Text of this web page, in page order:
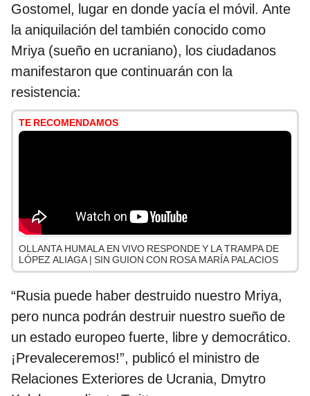
Gostomel, lugar en donde yacía el móvil. Ante
la aniquilación del también conocido como
Mriya (sueño en ucraniano), los ciudadanos
manifestaron que continuarán con la
resistencia:
TE RECOMENDAMOS
OLLANTA HUMALA EN VIVO RESPONDE Y LA TRAMPA DE
LÓPEZ ALIAGA | SIN GUION CON ROSA MARÍA PALACIOS
“Rusia puede haber destruido nuestro Mriya,
pero nunca podrán destruir nuestro sueño de
un estado europeo fuerte, libre y democrático.
¡Prevaleceremos!”, publicó el ministro de
Relaciones Exteriores de Ucrania, Dmytro